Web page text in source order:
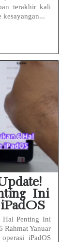
terakhir kali
kesayangan...
Ini
Hal Penting Ini
Rahmat Yanuar
iPadOS